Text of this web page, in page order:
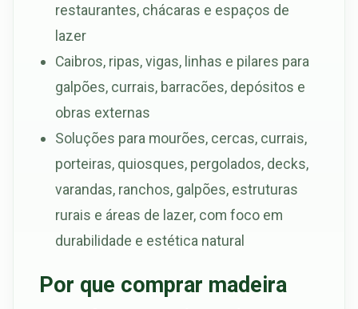
restaurantes, chácaras e espaços de
lazer
Caibros, ripas, vigas, linhas e pilares para
galpões, currais, barracões, depósitos e
obras externas
Soluções para mourões, cercas, currais,
porteiras, quiosques, pergolados, decks,
varandas, ranchos, galpões, estruturas
rurais e áreas de lazer, com foco em
durabilidade e estética natural
Por que comprar madeira